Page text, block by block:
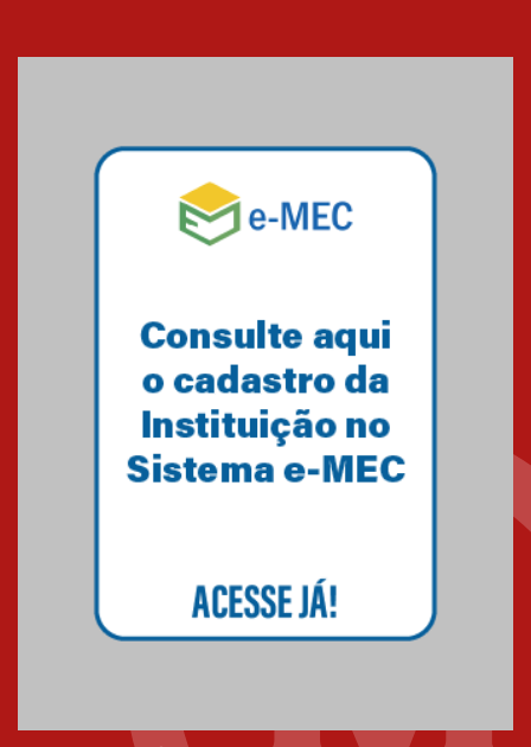
04.08.2026
Mackenzie recepciona os
calouros do segundo semestre
Como o Colégio Mackenzie
Brasília prepara seus
estudantes para o PAS antes
mesmo do Ensino Médio
04.08.2026